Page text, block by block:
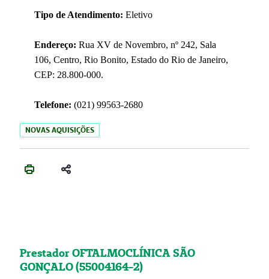
Tipo de Atendimento: Eletivo
Endereço: Rua XV de Novembro, nº 242, Sala
106, Centro, Rio Bonito, Estado do Rio de Janeiro,
CEP: 28.800-000.
Telefone: (021) 99563-2680
NOVAS AQUISIÇÕES
Prestador OFTALMOCLÍNICA SÃO
GONÇALO (55004164-2)